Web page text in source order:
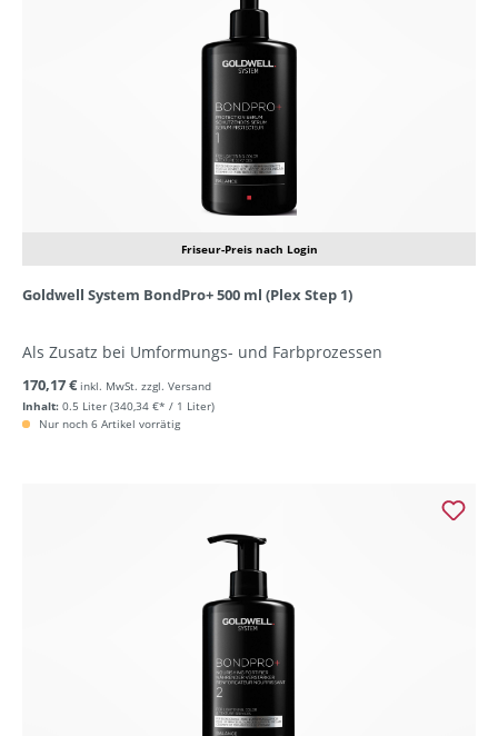
Friseur-Preis nach Login
Goldwell System BondPro+ 500 ml (Plex Step 1)
Als Zusatz bei Umformungs- und Farbprozessen
Inhalt: 0.5 Liter (340,34 €* / 1 Liter)
170,17 € inkl. MwSt. zzgl. Versand
Nur noch 6 Artikel vorrätig